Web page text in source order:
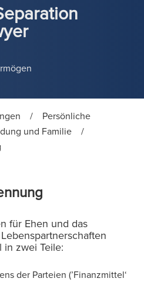
/
Persönliche
und Familie
/
für Ehen und das
zwei Teile:
der Parteien (’Finanzmittel‘